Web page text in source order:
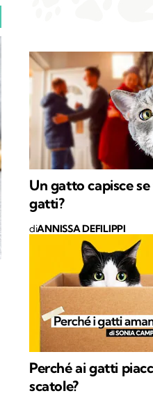
Un gatto capisce
gatti?
diANNISSA DEFILIPPI
Perché ai gatti
scatole?